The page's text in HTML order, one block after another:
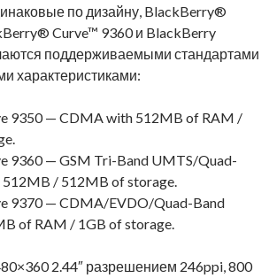
по дизайну, BlackBerry®
Curve™ 9360 и BlackBerry
поддерживаемыми стандартами
характеристиками:
9350 — CDMA with 512MB of RAM /
9360 — GSM Tri-Band UMTS/Quad-
512MB / 512MB of storage.
9370 — CDMA/EVDO/Quad-Band
of RAM / 1GB of storage.
2.44″ разрешением 246ppi, 800